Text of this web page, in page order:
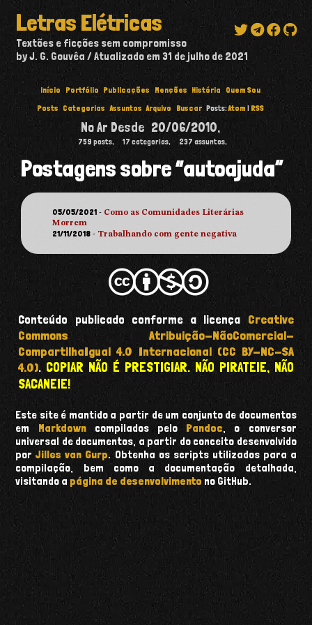
Letras Elétricas
Textões e ficções sem compromisso
by J. G. Gouvêa
Atualizado em31 de julho de 2021
Início Portfólio Publicações Menções História
Quem Sou
Posts Categorias Assuntos Arquivo Buscar Posts:Atom | RSS
No Ar Desde 20/06/2010,
759 posts, 17 categorias, 237 assuntos,
Postagens sobre “autoajuda”
05/05/2021 - Como as Comunidades Literárias
Morrem
21/11/2018 - Trabalhando com gente negativa
Conteúdo publicado conforme a licença Creative
Commons Atribuição-NãoComercial-
CompartilhaIgual 4.0 Internacional (CC BY-NC-SA
4.0). COPIAR NÃO É PRESTIGIAR. NÃO PIRATEIE, NÃO
SACANEIE!
Este site é mantido a partir de um conjunto de documentos
em Markdowncompilados pelo Pandoc , o conversor
universal de documentos, a partir do conceito desenvolvido
porJilles van Gurp. Obtenha os scripts utilizados para a
compilação, bem como a documentação detalhada,
visitando a página de desenvolvimento no GitHub.